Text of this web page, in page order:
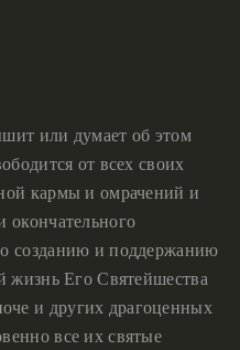
или думает об этом
от всех своих
кармы и омрачений и
окончательного
созданию и поддержанию
жизнь Его Святейшества
и других драгоценных
все их святые